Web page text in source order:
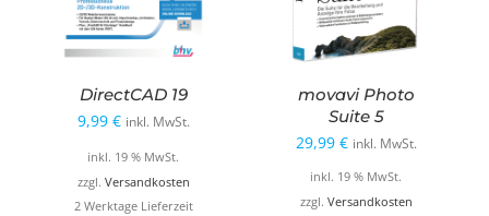
DirectCAD 19
9,99 € inkl. MwSt.
inkl. 19 % MwSt.
zzgl. Versandkosten
2 Werktage Lieferzeit
movavi Photo
Suite 5
29,99 € inkl. MwSt.
inkl. 19 % MwSt.
zzgl. Versandkosten